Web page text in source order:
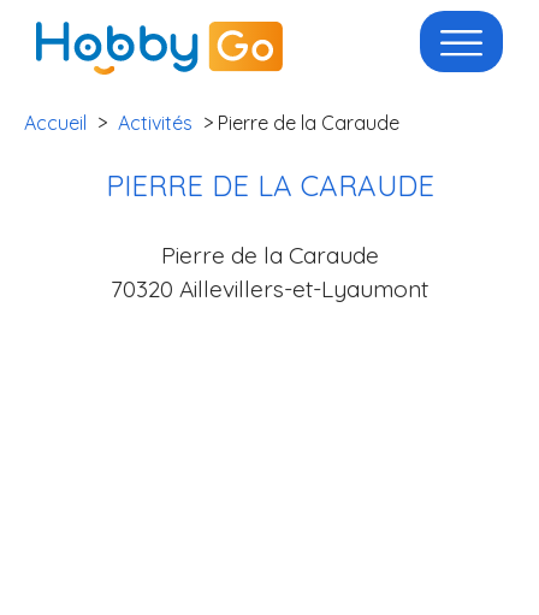
Accueil > Activités > Pierre de la Caraude
PIERRE DE LA CARAUDE
Pierre de la Caraude
70320 Aillevillers-et-Lyaumont